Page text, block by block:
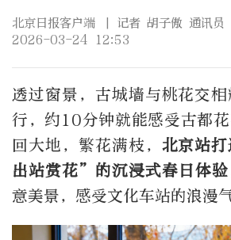
北京日报客户端
| 记者 胡子傲 通讯员
2026-03-24 12:53
透过窗景，古城墙与桃花交
行，约10分钟就能感受古都
回大地，繁花满枝， 北京站
出站赏花”的沉浸式春日体验
意美景，感受文化车站的浪漫气